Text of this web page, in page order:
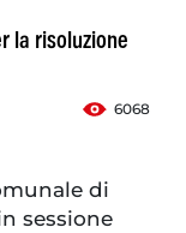
la risoluzione
6068
di
sessione